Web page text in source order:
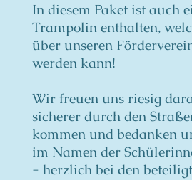
In diesem Paket ist auch
Trampolin enthalten,
über unseren
werden kann!
Wir freuen uns riesig
sicherer durch den
kommen und bedanken
im Namen der
- herzlich bei den